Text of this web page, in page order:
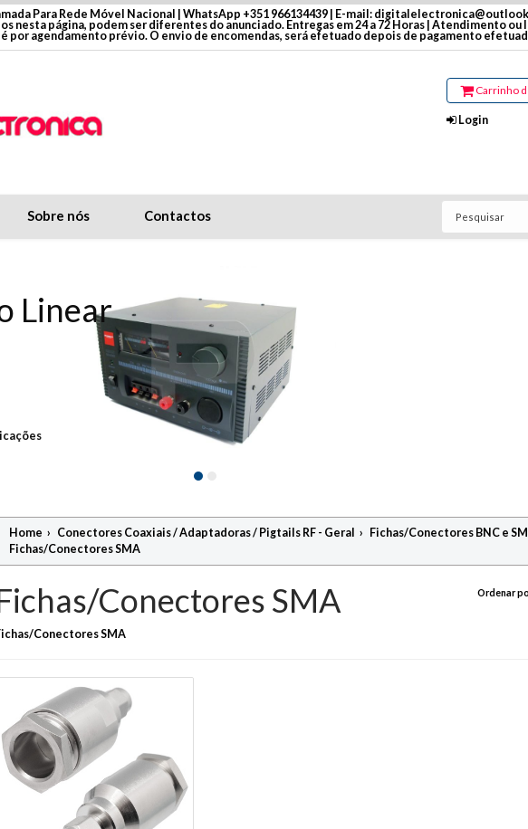
Para Rede Móvel Nacional | WhatsApp +351 966134439 | E-mail:
nesta página, podem ser diferentes do anunciado. Entregas em 24 a 72 Horas | Atendimento
é por agendamento prévio. O envio de encomendas, será efetuado depois de pagamento
Carrinho
Login
Sobre nós Contactos
Linear
Home › Conectores Coaxiais / Adaptadoras / Pigtails RF - Geral › Fichas/Conectores BNC e
Fichas/Conectores SMA
Conectores SMA Ordenar
Conectores SMA